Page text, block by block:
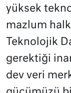
yüksek
mazlum
Teknolojik
gerektiği
dev veri